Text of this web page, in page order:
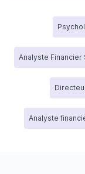
Analyste Financier
Analyste